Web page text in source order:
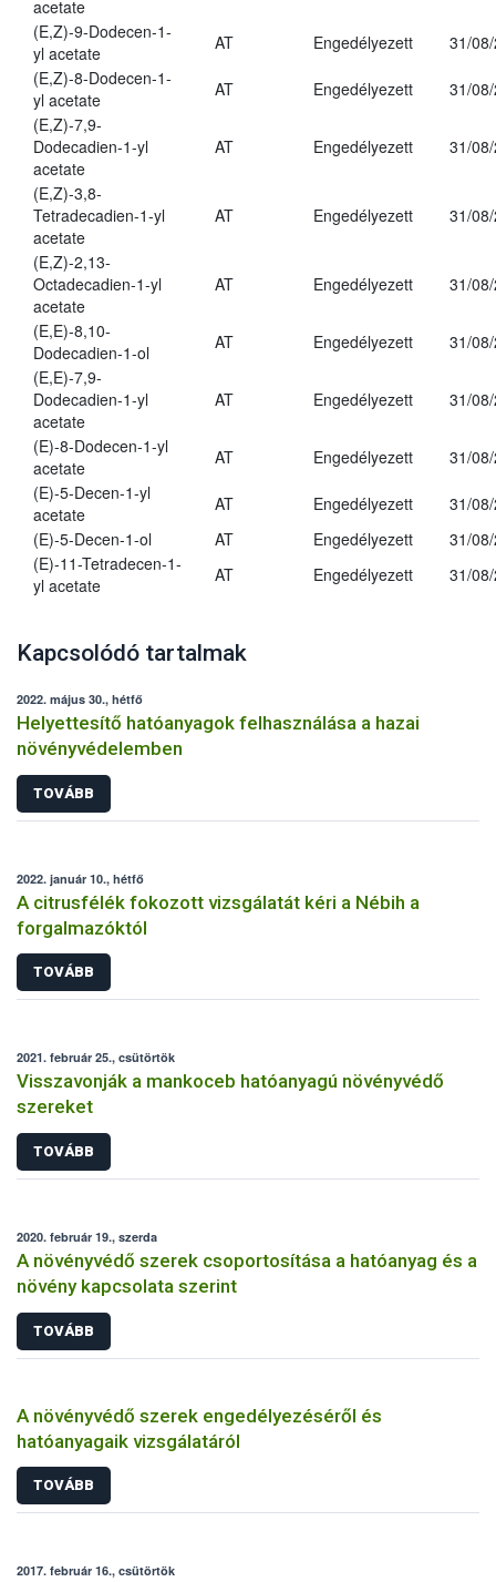
acetate
(E,Z)-9-Dodecen-1-
yl acetate
AT Engedélyezett
31/
(E,Z)-8-Dodecen-1-
yl acetate
AT Engedélyezett
31/
(E,Z)-7,9-
Dodecadien-1-yl
acetate
AT Engedélyezett 31/
(E,Z)-3,8-
Tetradecadien-1-yl
acetate
AT Engedélyezett 31/
(E,Z)-2,13-
Octadecadien-1-yl
acetate
AT Engedélyezett 31/
(E,E)-8,10-
Dodecadien-1-ol
AT Engedélyezett
31/
(E,E)-7,9-
Dodecadien-1-yl
acetate
AT Engedélyezett 31/
(E)-8-Dodecen-1-yl
acetate
AT Engedélyezett
31/
(E)-5-Decen-1-yl
acetate
AT Engedélyezett
31/
(E)-5-Decen-1-ol
AT Engedélyezett
31/
(E)-11-Tetradecen-1-
yl acetate
AT Engedélyezett 31/
Kapcsolódó tartalmak
2022. május 30., hétfő
Helyettesítő hatóanyagok felhasználása a hazai
növényvédelemben
TOVÁBB
2022. január 10., hétfő
A citrusfélék fokozott vizsgálatát kéri a Nébih a
forgalmazóktól
TOVÁBB
2021. február 25., csütörtök
Visszavonják a mankoceb hatóanyagú növényvédő
szereket
TOVÁBB
2020. február 19., szerda
A növényvédő szerek csoportosítása a hatóanyag és a
növény kapcsolata szerint
TOVÁBB
A növényvédő szerek engedélyezéséről és
hatóanyagaik vizsgálatáról
TOVÁBB
2017. február 16., csütörtök